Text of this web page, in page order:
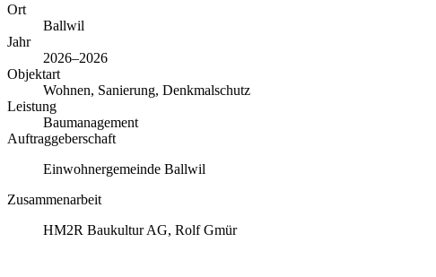
Ort
Ballwil
Jahr
2026–2026
Objektart
Wohnen, Sanierung, Denkmalschutz
Leistung
Baumanagement
Auftraggeberschaft
Einwohnergemeinde Ballwil
Zusammenarbeit
HM2R Baukultur AG, Rolf Gmür